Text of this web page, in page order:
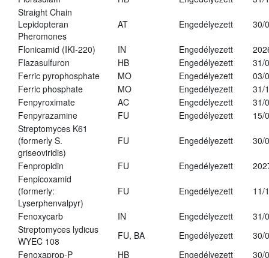
Straight Chain
Lepidopteran
Pheromones
AT Engedélyezett 30/
Flonicamid (IKI-220) IN Engedélyezett
Flazasulfuron
HB Engedélyezett
31/
Ferric pyrophosphate
MO Engedélyezett
03/
Ferric phosphate
MO Engedélyezett
31/
Fenpyroximate
AC Engedélyezett
31/
Fenpyrazamine
FU Engedélyezett
15/
Streptomyces K61
(formerly S.
griseoviridis)
FU Engedélyezett 30/
Fenpropidin FU Engedélyezett
Fenpicoxamid
(formerly:
Lyserphenvalpyr)
FU Engedélyezett 11/
Fenoxycarb IN Engedélyezett
31/
Streptomyces lydicus
WYEC 108
FU, BA Engedélyezett
30/
Fenoxaprop-P
HB Engedélyezett
30/